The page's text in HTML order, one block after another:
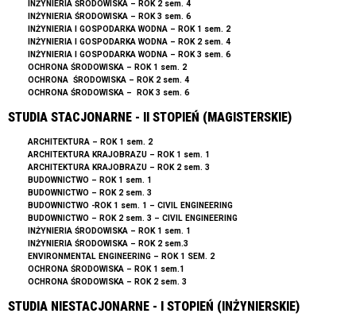
NŻYNIERIA ŚRODOWISKA – ROK 2 sem. 4
INŻYNIERIA ŚRODOWISKA – ROK 3 sem. 6
INŻYNI ERIA I GOSPO DARKA WODNA – ROK 1 sem. 2
INŻYNIERIA I GOSPODARKA WODNA – ROK 2 sem. 4
INŻYNIERIA I GOSPODARKA WODNA – ROK 3 sem. 6
OCHRONA ŚRODOWISKA – ROK 1 sem. 2
OCHRONA ŚRODOWISKA – ROK 2 sem. 4
OCHRONA ŚRODOWISKA – ROK 3 sem. 6
STUDIA STACJONARNE - II STOPIEŃ (MAGISTERSKIE)
ARCHITEKTURA – ROK 1 sem. 2
ARCHITEKTURA KRAJOBRAZU – ROK 1 sem. 1
ARCHITEKTURA KRAJOBRAZU – ROK 2 sem. 3
BUDOWNICTWO – ROK 1 sem. 1
BUDOWNICTWO – ROK 2 sem. 3
BUDOWNICTWO -ROK 1 sem. 1 – CIVIL ENGINEERING
BUDOWNICTWO – ROK 2 sem. 3 – CIVIL ENGINEERING
INŻYNIERIA ŚRO DOWISKA – ROK 1 sem. 1
NŻYNIERIA ŚRODOWISKA – ROK 2 sem.3
ENVIRONMENTAL ENGINEERING – ROK 1 SEM. 2
OCHRONA ŚRODOWISKA – ROK 1 sem.1
OCHRONA ŚRODOWISKA – ROK 2 sem. 3
STUDIA NIESTACJONARNE - I STOPIEŃ (INŻYNIERSKIE)